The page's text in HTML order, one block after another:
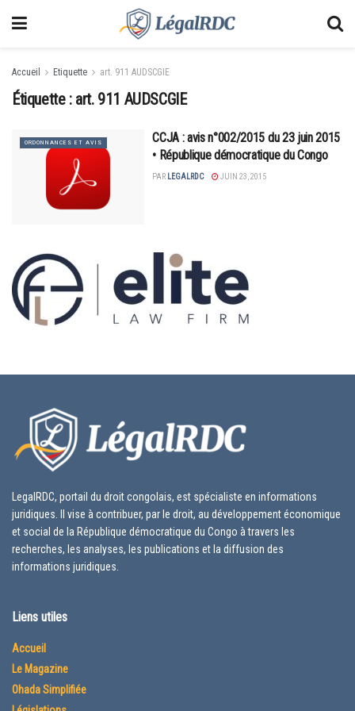
Accueil Etiquette art. 911 AUDSCGIE
Étiquette : art. 911 AUDSCGIE
ORDONNANCES ET AVIS
CCJA : avis n°002/2015 du 23 juin 2015
• République démocratique du Congo
PAR LEGALRDC JUIN 23, 2015
LegalRDC, portail du droit congolais, est spécialiste en informations
juridiques. Il vise à contribuer, par le droit, au développement économique
et social de la République démocratique du Congo à travers les
recherches, les analyses, les publications et la diffusion des
informations juridiques.
Liens utiles
Accueil
Le Magazine
Ohada Simplifiée